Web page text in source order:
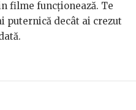
filme funcționează. Te
puternică decât ai crezut